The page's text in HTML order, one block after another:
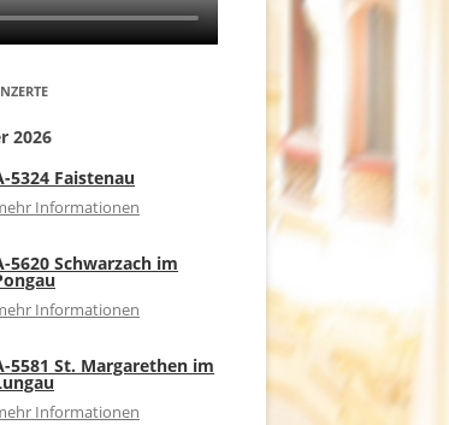
2026
5324 Faistenau
Informationen
5620 Schwarzach im
Informationen
5581 St. Margarethen im
Informationen